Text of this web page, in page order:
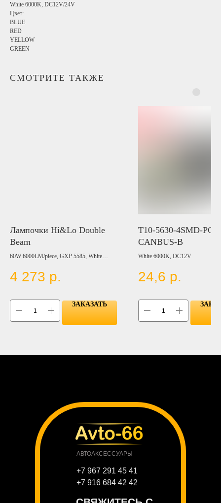
White 6000K, DC12V/24V
Цвет:
BLUE
RED
YELLOW
GREEN
СМОТРИТЕ ТАКЖЕ
Лампочки Hi&Lo Double
Beam
60W 6000LM/piece, GXP 5585, White
9-60V, (H4, H13, 9004, 9007)
4 273 р.
ЗАКАЗАТЬ
T10-5630-4SMD-
CANBUS-B
White 6000K, DC12V
24,6 р.
АВТОАКСЕССУАРЫ
+7 967 291 45 41
+7 916 684 42 42